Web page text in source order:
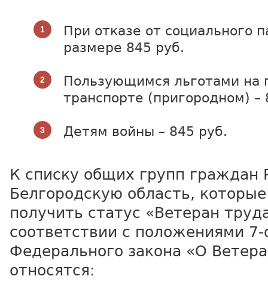
При отказе от социального
размере 845 руб.
Пользующимся льготами на
транспорте (пригородном) –
Детям войны – 845 руб.
К списку общих групп граждан
Белгородскую область,
получить статус «Ветеран
соответствии с положениями 7-
Федерального закона «О
относятся: